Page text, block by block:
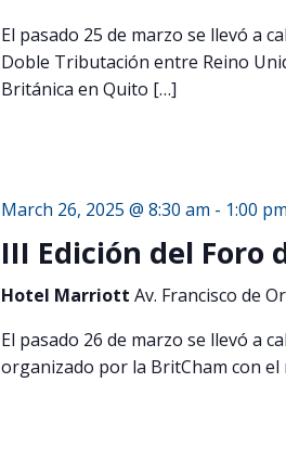
El pasado 25 de marzo se llevó a
Doble Tributación entre Reino
Británica en Quito […]
March 26, 2025 @ 8:30 am - 1:00 pm
III Edición del Foro
Hotel Marriott Av. Francisco de
El pasado 26 de marzo se llevó a
organizado por la BritCham con